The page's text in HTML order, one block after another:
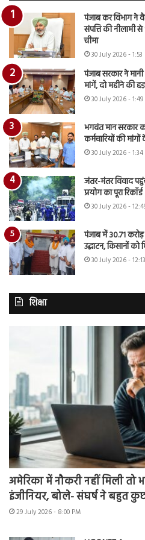
पंजाब कर विभाग ने
संपत्ति की नीलामी
चीमा
30 July 2026 - 1:53
पंजाब सरकार ने
मांगें, दो महीने की
30 July 2026 -
भगवंत मान सरकार
कर्मचारियों की
30 July 2026 -
जंतर-मंतर विवाद
प्रयोग का पूरा रिकॉर्ड
30 July 2026 -
पंजाब में 30.71
उद्घाटन, किसानों को
30 July 2026 -
शिक्षा
अमेरिका में नौकरी नहीं मिली तो
इंजीनियर, बोले- संघर्ष ने बहुत
29 July 2026 - 8:00 PM